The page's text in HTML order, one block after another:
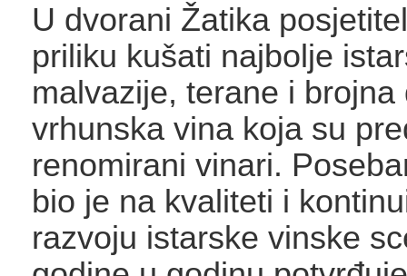
U dvorani Žatika
priliku kušati najbolje
malvazije, terane i brojna
vrhunska vina koja su
renomirani vinari.
bio je na kvaliteti i
razvoju istarske vinske